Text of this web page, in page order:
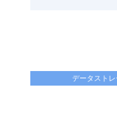
データスト